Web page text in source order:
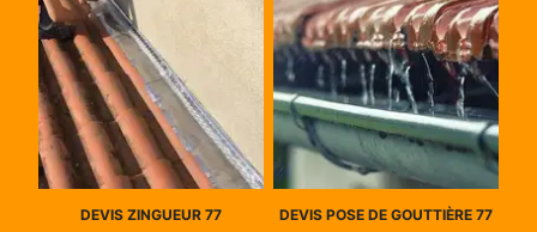
DEVIS ZINGUEUR 77 DEVIS POSE DE GOUTTIÈRE 77